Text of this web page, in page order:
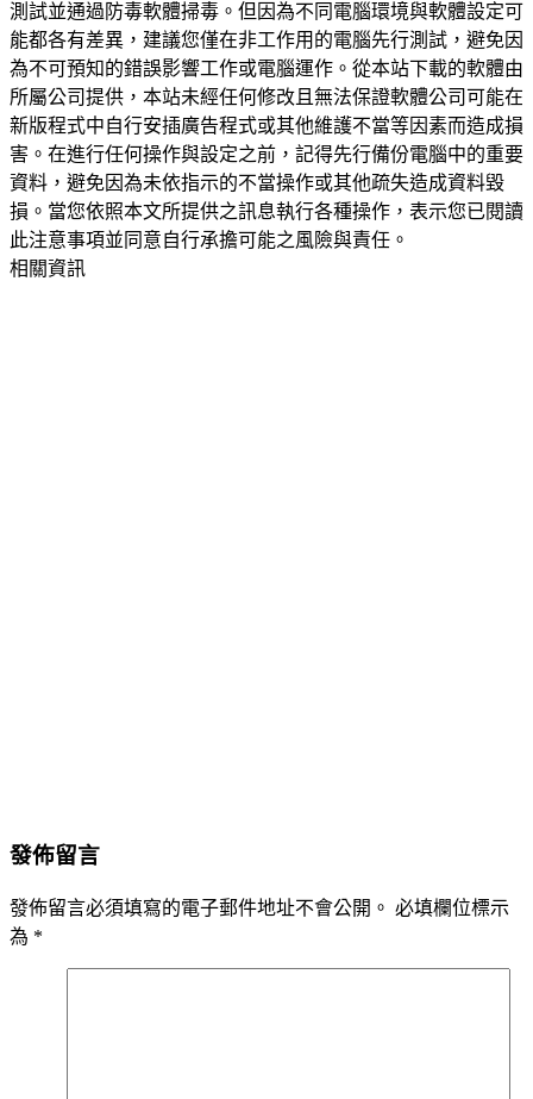
測試並通過防毒軟體掃毒。但因為不同電腦環境與軟體設定可
能都各有差異，建議您僅在非工作用的電腦先行測試，避免因
為不可預知的錯誤影響工作或電腦運作。從本站下載的軟體由
所屬公司提供，本站未經任何修改且無法保證軟體公司可能在
新版程式中自行安插廣告程式或其他維護不當等因素而造成損
害。在進行任何操作與設定之前，記得先行備份電腦中的重要
資料，避免因為未依指示的不當操作或其他疏失造成資料毀
損。當您依照本文所提供之訊息執行各種操作，表示您已閱讀
此注意事項並同意自行承擔可能之風險與責任。
相關資訊
發佈留言
發佈留言必須填寫的電子郵件地址不會公開。 必填欄位標示
為 *